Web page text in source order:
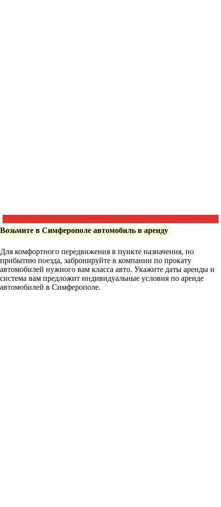
Возьмите в Симферополе автомобиль в аренду
Для комфортного передвижения в пункте назначения, по
прибытию поезда, забронируйте в компании по прокату
автомобилей нужного вам класса авто. Укажите даты аренды и
система вам предложит индивидуальные условия по аренде
автомобилей в Симферополе.